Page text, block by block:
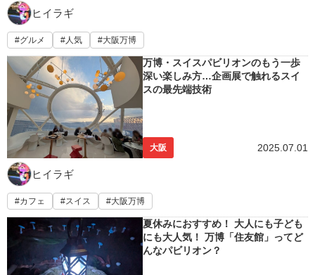
ヒイラギ
グルメ 人気 大阪万博
万博・スイスパビリオンのもう一歩
深い楽しみ方…企画展で触れるスイ
スの最先端技術
大阪 2025.07.01
ヒイラギ
カフェ スイス 大阪万博
夏休みにおすすめ！ 大人にも子ども
にも大人気！ 万博「住友館」ってど
んなパビリオン？